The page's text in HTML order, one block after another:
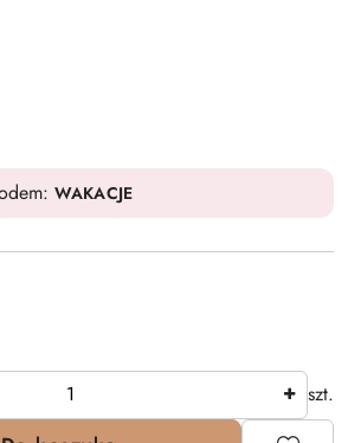
WAKACJE
szt.